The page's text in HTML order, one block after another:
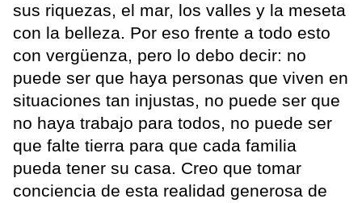
sus riquezas, el mar, los valles y la meseta
con la belleza. Por eso frente a todo esto
con vergüenza, pero lo debo decir: no
puede ser que haya personas que viven en
situaciones tan injustas, no puede ser que
no haya trabajo para todos, no puede ser
que falte tierra para que cada familia
pueda tener su casa. Creo que tomar
conciencia de esta realidad generosa de